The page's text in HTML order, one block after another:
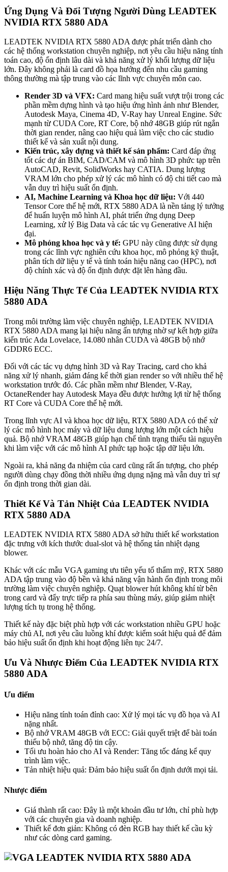
Ứng Dụng Và Đối Tượng Người Dùng LEADTEK
NVIDIA RTX 5880 ADA
LEADTEK NVIDIA RTX 5880 ADA được phát triển dành cho
các hệ thống workstation chuyên nghiệp, nơi yêu cầu hiệu năng tính
toán cao, độ ổn định lâu dài và khả năng xử lý khối lượng dữ liệu
lớn. Đây không phải là card đồ họa hướng đến nhu cầu gaming
thông thường mà tập trung vào các lĩnh vực chuyên môn cao.
Render 3D và VFX: Card mang hiệu suất vượt trội trong các
phần mềm dựng hình và tạo hiệu ứng hình ảnh như Blender,
Autodesk Maya, Cinema 4D, V-Ray hay Unreal Engine. Sức
mạnh từ CUDA Core, RT Core, bộ nhớ 48GB giúp rút ngắn
thời gian render, nâng cao hiệu quả làm việc cho các studio
thiết kế và sản xuất nội dung.
Kiến trúc, xây dựng và thiết kế sản phẩm: Card đáp ứng
tốt các dự án BIM, CAD/CAM và mô hình 3D phức tạp trên
AutoCAD, Revit, SolidWorks hay CATIA. Dung lượng
VRAM lớn cho phép xử lý các mô hình có độ chi tiết cao mà
vẫn duy trì hiệu suất ổn định.
AI, Machine Learning và Khoa học dữ liệu: Với 440
Tensor Core thế hệ mới, RTX 5880 ADA là nền tảng lý tưởng
để huấn luyện mô hình AI, phát triển ứng dụng Deep
Learning, xử lý Big Data và các tác vụ Generative AI hiện
đại.
Mô phỏng khoa học và y tế: GPU này cũng được sử dụng
trong các lĩnh vực nghiên cứu khoa học, mô phỏng kỹ thuật,
phân tích dữ liệu y tế và tính toán hiệu năng cao (HPC), nơi
độ chính xác và độ ổn định được đặt lên hàng đầu.
Hiệu Năng Thực Tế Của LEADTEK NVIDIA RTX
5880 ADA
Trong môi trường làm việc chuyên nghiệp, LEADTEK NVIDIA
RTX 5880 ADA mang lại hiệu năng ấn tượng nhờ sự kết hợp giữa
kiến trúc Ada Lovelace, 14.080 nhân CUDA và 48GB bộ nhớ
GDDR6 ECC.
Đối với các tác vụ dựng hình 3D và Ray Tracing, card cho khả
năng xử lý nhanh, giảm đáng kể thời gian render so với nhiều thế hệ
workstation trước đó. Các phần mềm như Blender, V-Ray,
OctaneRender hay Autodesk Maya đều được hưởng lợi từ hệ thống
RT Core và CUDA Core thế hệ mới.
Trong lĩnh vực AI và khoa học dữ liệu, RTX 5880 ADA có thể xử
lý các mô hình học máy và dữ liệu dung lượng lớn một cách hiệu
quả. Bộ nhớ VRAM 48GB giúp hạn chế tình trạng thiếu tài nguyên
khi làm việc với các mô hình AI phức tạp hoặc tập dữ liệu lớn.
Ngoài ra, khả năng đa nhiệm của card cũng rất ấn tượng, cho phép
người dùng chạy đồng thời nhiều ứng dụng nặng mà vẫn duy trì sự
ổn định trong thời gian dài.
Thiết Kế Và Tản Nhiệt Của LEADTEK NVIDIA
RTX 5880 ADA
LEADTEK NVIDIA RTX 5880 ADA sở hữu thiết kế workstation
đặc trưng với kích thước dual-slot và hệ thống tản nhiệt dạng
blower.
Khác với các mẫu VGA gaming ưu tiên yếu tố thẩm mỹ, RTX 5880
ADA tập trung vào độ bền và khả năng vận hành ổn định trong môi
trường làm việc chuyên nghiệp. Quạt blower hút không khí từ bên
trong card và đẩy trực tiếp ra phía sau thùng máy, giúp giảm nhiệt
lượng tích tụ trong hệ thống.
Thiết kế này đặc biệt phù hợp với các workstation nhiều GPU hoặc
máy chủ AI, nơi yêu cầu luồng khí được kiểm soát hiệu quả để đảm
bảo hiệu suất ổn định khi hoạt động liên tục 24/7.
Ưu Và Nhược Điểm Của LEADTEK NVIDIA RTX
5880 ADA
Ưu điểm
Hiệu năng tính toán đỉnh cao: Xử lý mọi tác vụ đồ họa và AI
nặng nhất.
Bộ nhớ VRAM 48GB với ECC: Giải quyết triệt để bài toán
thiếu bộ nhớ, tăng độ tin cậy.
Tối ưu hoàn hảo cho AI và Render: Tăng tốc đáng kể quy
trình làm việc.
Tản nhiệt hiệu quả: Đảm bảo hiệu suất ổn định dưới mọi tải.
Nhược điểm
Giá thành rất cao: Đây là một khoản đầu tư lớn, chỉ phù hợp
với các chuyên gia và doanh nghiệp.
Thiết kế đơn giản: Không có đèn RGB hay thiết kế cầu kỳ
như các dòng card gaming.